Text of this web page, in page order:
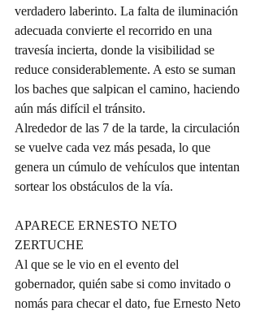
verdadero laberinto. La falta de iluminación
adecuada convierte el recorrido en una
travesía incierta, donde la visibilidad se
reduce considerablemente. A esto se suman
los baches que salpican el camino, haciendo
aún más difícil el tránsito.
Alrededor de las 7 de la tarde, la circulación
se vuelve cada vez más pesada, lo que
genera un cúmulo de vehículos que intentan
sortear los obstáculos de la vía.
APARECE ERNESTO NETO
ZERTUCHE
Al que se le vio en el evento del
gobernador, quién sabe si como invitado o
nomás para checar el dato, fue Ernesto Neto